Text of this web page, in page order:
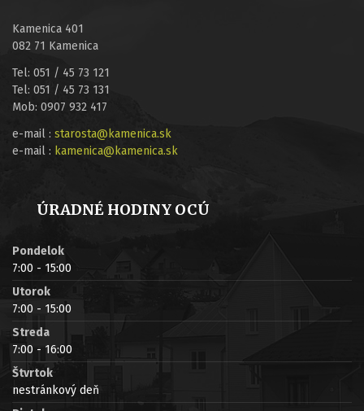
Kamenica 401
082 71 Kamenica
Tel: 051 / 45 73 121
Tel: 051 / 45 73 131
Mob: 0907 932 417
e-mail : starosta@kamenica.sk
e-mail : kamenica@kamenica.sk
ÚRADNÉ HODINY OCÚ
Pondelok
7:00 - 15:00
Utorok
7:00 - 15:00
Streda
7:00 - 16:00
Štvrtok
nestránkový deň